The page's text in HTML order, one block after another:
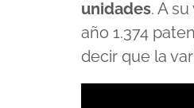
unidades. A
año 1.374
decir que la